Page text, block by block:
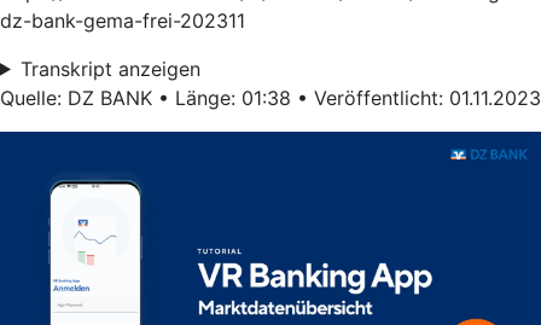
dz-bank-gema-frei-202311
Transkript anzeigen
Quelle: DZ BANK • Länge: 01:38 • Veröffentlicht: 01.11.2023